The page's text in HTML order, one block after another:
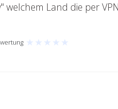
Land die per
★ ★ ★ ★ ★